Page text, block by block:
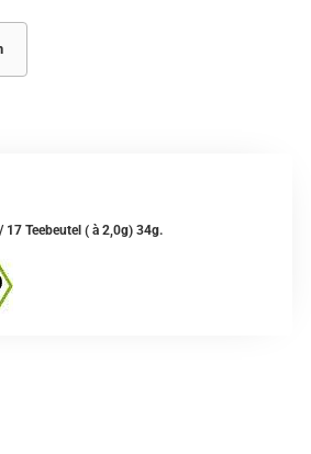
17 Teebeutel ( à 2,0g) 34g.